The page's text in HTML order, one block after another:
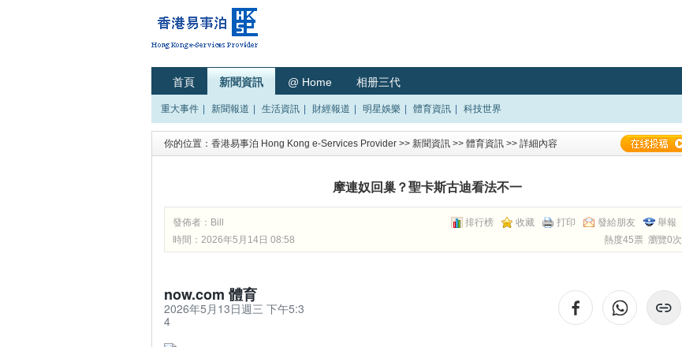
首頁 新聞資訊 @ Home 相册三代
重大事件 新聞報道 生活資訊 財經報道 明星娛樂 體育資訊 科技世界
你的位置： 香港易事泊 Hong Kong e-Services Provider >> 新聞資訊 >> 體育資訊 >> 詳細內容
摩連奴回巢？聖卡斯古迪看法不一
排行榜 收藏 打印 發給朋友 舉報
發佈者： Bill
熱度45票 瀏覽0次
時間：2026年5月14日 08:58
now.com 體育
2026年5月13日週三 下午5:3
4